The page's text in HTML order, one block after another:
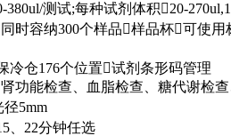
380ul/测试;每种试剂体积20-
时容纳300个样品样品杯可使
冷仓176个位置试剂条形码管理
功能检查、血脂检查、糖代谢检查
5mm
、 22分钟任选